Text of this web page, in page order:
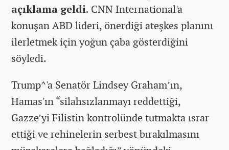
açıklama geldi. CNN International'a
konuşan ABD lideri, önerdiği ateşkes planını
ilerletmek için yoğun çaba gösterdiğini
söyledi.
Trump^'a Senatör Lindsey Graham’ın,
Hamas'ın “silahsızlanmayı reddettiği,
Gazze’yi Filistin kontrolünde tutmakta ısrar
ettiği ve rehinelerin serbest bırakılmasını